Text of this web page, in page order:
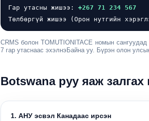
Гар утасны жишээ: +267 71 234 567
Төлбөргүй жишээ (Орон нутгийн
CRMS болон TOMUTIONITACE номын сангуудад
7 гар утаснаас эхэлнэ Байна уу. Бүрэн олон
Botswana руу яаж залгах
1. АНУ эсвэл Канадаас ирсэн